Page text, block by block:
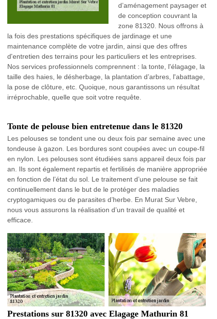
d’aménagement paysager et
de conception couvrant la
zone 81320. Nous offrons à
la fois des prestations spécifiques de jardinage et une
maintenance complète de votre jardin, ainsi que des offres
d'entretien des terrains pour les particuliers et les entreprises.
Nos services professionnels comprennent : la tonte, l'élagage, la
taille des haies, le désherbage, la plantation d’arbres, l'abattage,
la pose de clôture, etc. Quoique, nous garantissons un résultat
irréprochable, quelle que soit votre requête.
Tonte de pelouse bien entretenue dans le 81320
Les pelouses se tondent une ou deux fois par semaine avec une
tondeuse à gazon. Les bordures sont coupées avec un coupe-fil
en nylon. Les pelouses sont étudiées sans appareil deux fois par
an. Ils sont également repartis et fertilisés de manière appropriée
en fonction de l’état du sol. Le traitement d’une pelouse se fait
continuellement dans le but de le protéger des maladies
cryptogamiques ou de parasites d’herbe. En Murat Sur Vebre,
nous vous assurons la réalisation d’un travail de qualité et
efficace.
Prestations sur 81320 avec Elagage Mathurin 81